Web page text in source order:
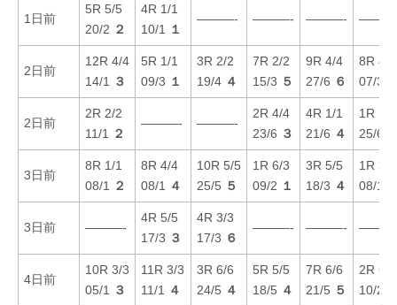
1日前
5R 5/5
20/2 ２
4R 1/1
10/1
１
———- ———- ———-
2日前
12R 4/4
14/1
３
5R 1/1
09/3 １
3R 2/2
19/4 ４
7R 2/2
15/3 ５
9R 4/4
27/6 ６
8R 4/4
07/3
2日前
2R 2/2
11/1
２
———- ———-
2R 4/4
23/6 ３
4R 1/1
21/6 ４
1R 1/1
25/6
3日前
8R 1/1
08/1
２
8R 4/4
08/1
４
10R 5/5
25/5 ５
1R 6/3
09/2 １
3R 5/5
18/3 ４
1R 3/4
08/1
3日前 ———-
4R 5/5
17/3 ３
4R 3/3
17/3 ６
———- ———-
4日前
10R 3/3
05/1
３
11R 3/3
11/1
４
3R 6/6
24/5 ４
5R 5/5
18/5 ４
7R 6/6
21/5 ５
2R 6/6
10/2